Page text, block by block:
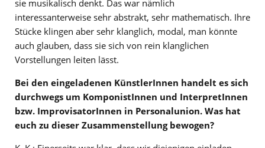
sie musikalisch denkt. Das war nämlich
interessanterweise sehr abstrakt, sehr mathematisch. Ihre
Stücke klingen aber sehr klanglich, modal, man könnte
auch glauben, dass sie sich von rein klanglichen
Vorstellungen leiten lässt.
Bei den eingeladenen KünstlerInnen handelt es sich
durchwegs um KomponistInnen und InterpretInnen
bzw. ImprovisatorInnen in Personalunion. Was hat
euch zu dieser Zusammenstellung bewogen?